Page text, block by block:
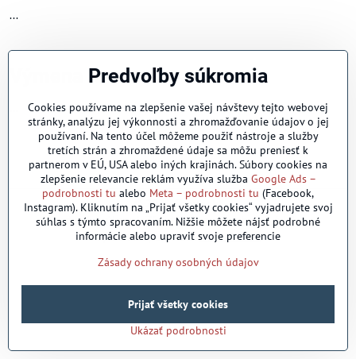
...
Výmena tovaru
© 2026Copyright
Predvoľby súkromiaZásady ochrany osobných údajov
Vytvorené pomocou:BiznisWeb.sk
Predvoľby súkromia
Cookies používame na zlepšenie vašej návštevy tejto webovej
stránky, analýzu jej výkonnosti a zhromažďovanie údajov o jej
používaní. Na tento účel môžeme použiť nástroje a služby
tretích strán a zhromaždené údaje sa môžu preniesť k
partnerom v EÚ, USA alebo iných krajinách. Súbory cookies na
zlepšenie relevancie reklám využíva služba Google Ads –
podrobnosti tu alebo Meta – podrobnosti tu (Facebook,
Instagram). Kliknutím na „Prijať všetky cookies“ vyjadrujete svoj
súhlas s týmto spracovaním. Nižšie môžete nájsť podrobné
informácie alebo upraviť svoje preferencie
Zásady ochrany osobných údajov
Ukázať podrobnosti
Prijať všetky cookies